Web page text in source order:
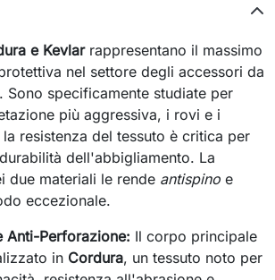
e Kevlarrappresentano il massimo
nel settore degli accessori da
Sono specificamente studiate per
più aggressiva, i rovi e i
resistenza del tessuto è critica per
dell'abbigliamento. La
due materiali le rende antispino e
eccezionale.
Anti-Perforazione: Il corpo principale
in Cordura, un tessuto noto per